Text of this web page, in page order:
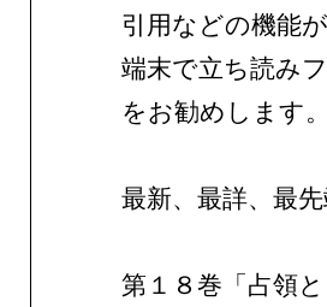
引用などの機能
端末で立ち読み
をお勧めします。
最新、最詳、最
第１８巻「占領と